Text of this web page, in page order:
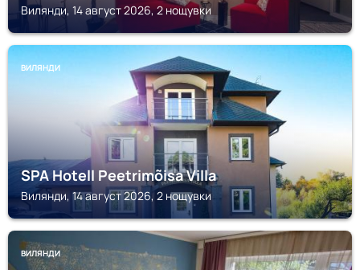
Вилянди, 14 август 2026, 2 нощувки
ВИЛЯНДИ
SPA Hotell Peetrimõisa Villa
Вилянди, 14 август 2026, 2 нощувки
ВИЛЯНДИ